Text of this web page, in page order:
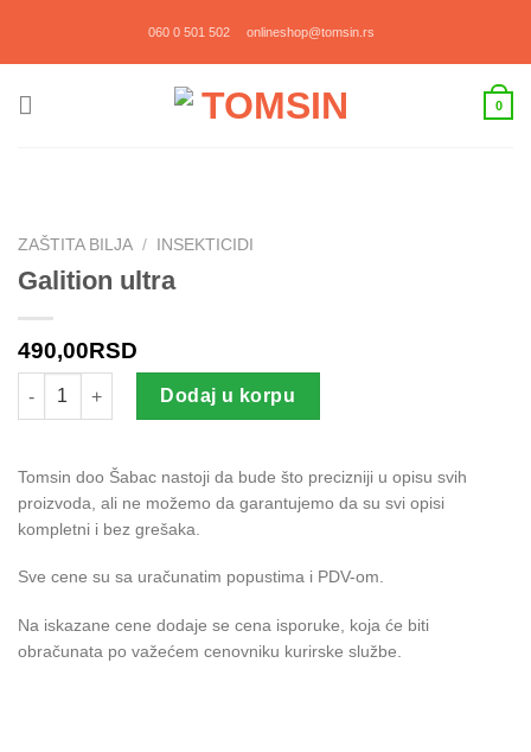
060 0 501 502 onlineshop@tomsin.rs
0
ZAŠTITA BILJA / INSEKTICIDI
Galition ultra
490,00RSD
Galition ultra količina
Dodaj u korpu
Tomsin doo Šabac nastoji da bude što precizniji u opisu svih
proizvoda, ali ne možemo da garantujemo da su svi opisi
kompletni i bez grešaka.
Sve cene su sa uračunatim popustima i PDV-om.
Na iskazane cene dodaje se cena isporuke, koja će biti
obračunata po važećem cenovniku kurirske službe.